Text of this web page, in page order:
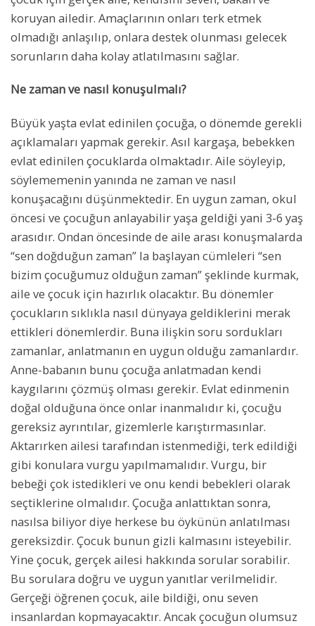
koruyan ailedir. Amaçlarının onları terk etmek
olmadığı anlaşılıp, onlara destek olunması gelecek
sorunların daha kolay atlatılmasını sağlar.
Ne zaman ve nasıl konuşulmalı?
Büyük yaşta evlat edinilen çocuğa, o dönemde gerekli
açıklamaları yapmak gerekir. Asıl kargaşa, bebekken
evlat edinilen çocuklarda olmaktadır. Aile söyleyip,
söylememenin yanında ne zaman ve nasıl
konuşacağını düşünmektedir. En uygun zaman, okul
öncesi ve çocuğun anlayabilir yaşa geldiği yani 3-6 yaş
arasıdır. Ondan öncesinde de aile arası konuşmalarda
“sen doğduğun zaman” la başlayan cümleleri “sen
bizim çocuğumuz olduğun zaman” şeklinde kurmak,
aile ve çocuk için hazırlık olacaktır. Bu dönemler
çocukların sıklıkla nasıl dünyaya geldiklerini merak
ettikleri dönemlerdir. Buna ilişkin soru sordukları
zamanlar, anlatmanın en uygun olduğu zamanlardır.
Anne-babanın bunu çocuğa anlatmadan kendi
kaygılarını çözmüş olması gerekir. Evlat edinmenin
doğal olduğuna önce onlar inanmalıdır ki, çocuğu
gereksiz ayrıntılar, gizemlerle karıştırmasınlar.
Aktarırken ailesi tarafından istenmediği, terk edildiği
gibi konulara vurgu yapılmamalıdır. Vurgu, bir
bebeği çok istedikleri ve onu kendi bebekleri olarak
seçtiklerine olmalıdır. Çocuğa anlattıktan sonra,
nasılsa biliyor diye herkese bu öykünün anlatılması
gereksizdir. Çocuk bunun gizli kalmasını isteyebilir.
Yine çocuk, gerçek ailesi hakkında sorular sorabilir.
Bu sorulara doğru ve uygun yanıtlar verilmelidir.
Gerçeği öğrenen çocuk, aile bildiği, onu seven
insanlardan kopmayacaktır. Ancak çocuğun olumsuz